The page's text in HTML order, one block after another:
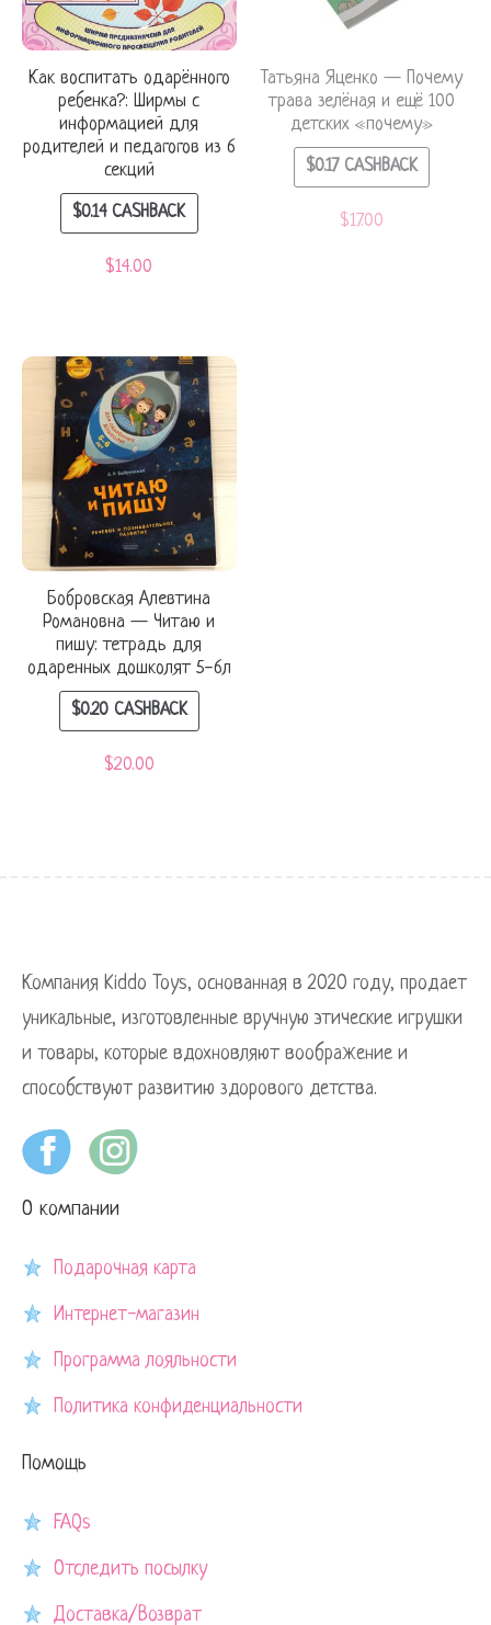
Как воспитать одарённого
ребенка?: Ширмы с
информацией для
родителей и педагогов из 6
секций
$0.14CASHBACK
$14.00
Татьяна Яценко — Почему
трава зелёная и ещё 100
детских «почему»
$0.17CASHBACK
$17.00
Бобровская Алевтина
Романовна — Читаю и
пишу: тетрадь для
одаренных дошколят 5-6л
$0.20CASHBACK
$20.00
Компания Kiddo Toys, основанная в 2020 году, продает
уникальные, изготовленные вручную этические игрушки
и товары, которые вдохновляют воображение и
способствуют развитию здорового детства.
О компании
Подарочная карта
Интернет-магазин
Программа лояльности
Политика конфиденциальности
Помощь
FAQs
Отследить посылку
Доставка/Возврат